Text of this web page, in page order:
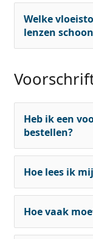
Welke
lenzen
Heb ik een
bestellen?
Hoe lees ik
Hoe vaak